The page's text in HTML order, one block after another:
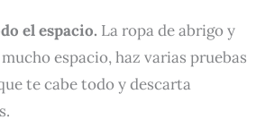
el espacio. La ropa de abrigo y
espacio, haz varias pruebas
te cabe todo y descarta